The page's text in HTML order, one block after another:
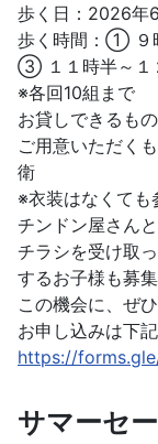
歩く日：2026年
歩く時間：①
③ １１時半～１
※各回10組まで
お貸しできるも
ご用意いただく
衛
※衣装はなくても
チンドン屋さん
チラシを受け取
するお子様も募
この機会に、ぜ
お申し込みは下
https://
サマーセ